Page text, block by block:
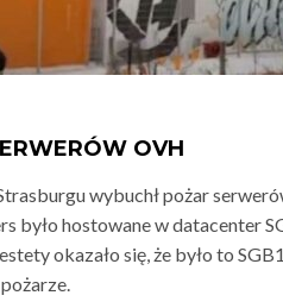
OVH
wybuchł pożar
było hostowane w datacenter
okazało się, że było to